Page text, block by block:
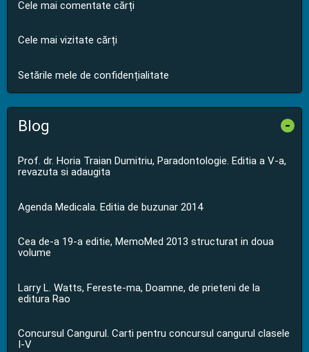
Cele mai comentate cărți
Cele mai vizitate cărți
Setările mele de confidențialitate
Blog -
Prof. dr. Horia Traian Dumitriu, Paradontologie. Editia a V-a,
revazuta si adaugita
Agenda Medicala. Editia de buzunar 2014
Cea de-a 19-a editie, MemoMed 2013 structurat in doua
volume
Larry L. Watts, Fereste-ma, Doamne, de prieteni de la
editura Rao
Concursul Cangurul. Carti pentru concursul cangurul clasele
I-V